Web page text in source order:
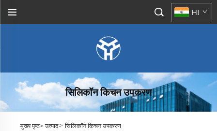
HI
सिलिकॉन किचन उपकरण
मुख्य पृष्ठ> उत्पाद>सिलिकॉन किचन उपकरण